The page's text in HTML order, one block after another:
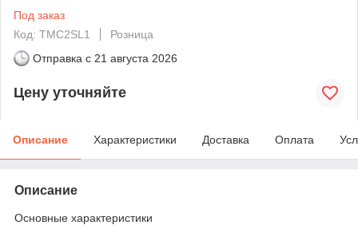
Под заказ
Код: TMC2SL1
Розница
Отправка с 21 августа 2026
Цену уточняйте
Описание Характеристики Доставка Оплата
Описание
Основные характеристики